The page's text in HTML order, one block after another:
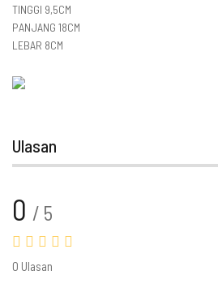
TINGGI 9,5CM
PANJANG 18CM
LEBAR 8CM
Ulasan
0 / 5
0 Ulasan